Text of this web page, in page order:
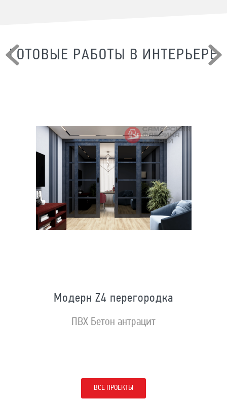
ГОТОВЫЕ РАБОТЫ В ИНТЕРЬЕРЕ
Модерн Z4 перегородка
ПВХ Бетон антрацит
ВСЕ ПРОЕКТЫ